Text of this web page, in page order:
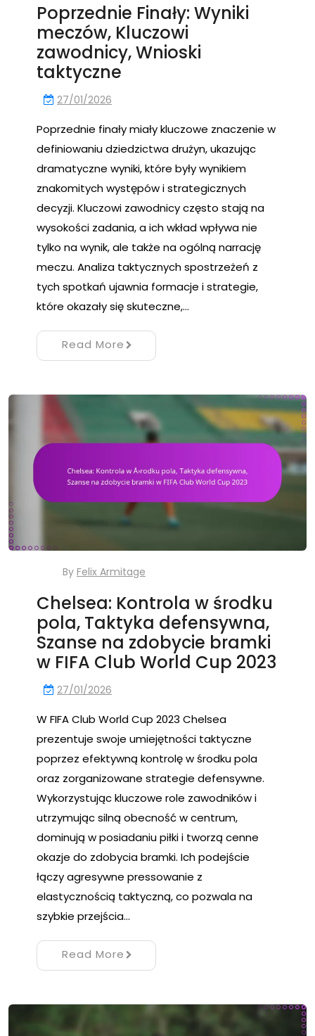
Poprzednie Finały: Wyniki
meczów, Kluczowi
zawodnicy, Wnioski
taktyczne
27/01/2026
Poprzednie finały miały kluczowe znaczenie w
definiowaniu dziedzictwa drużyn, ukazując
dramatyczne wyniki, które były wynikiem
znakomitych występów i strategicznych
decyzji. Kluczowi zawodnicy często stają na
wysokości zadania, a ich wkład wpływa nie
tylko na wynik, ale także na ogólną narrację
meczu. Analiza taktycznych spostrzeżeń z
tych spotkań ujawnia formacje i strategie,
które okazały się skuteczne,…
Read More
By Felix Armitage
Chelsea: Kontrola w środku
pola, Taktyka defensywna,
Szanse na zdobycie bramki
w FIFA Club World Cup 2023
27/01/2026
W FIFA Club World Cup 2023 Chelsea
prezentuje swoje umiejętności taktyczne
poprzez efektywną kontrolę w środku pola
oraz zorganizowane strategie defensywne.
Wykorzystując kluczowe role zawodników i
utrzymując silną obecność w centrum,
dominują w posiadaniu piłki i tworzą cenne
okazje do zdobycia bramki. Ich podejście
łączy agresywne pressowanie z
elastycznością taktyczną, co pozwala na
szybkie przejścia…
Read More